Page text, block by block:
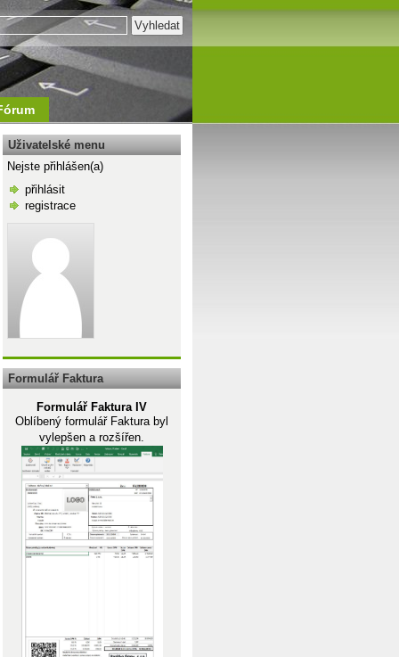
Uživatelské menu
Nejste přihlášen(a)
přihlásit
registrace
Formulář Faktura
Formulář Faktura IV
Oblíbený formulář Faktura byl
vylepšen a rozšířen.